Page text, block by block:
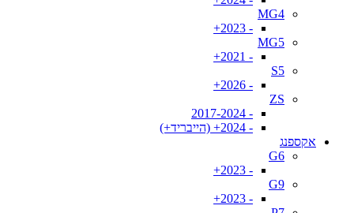
MG4
- 2023+
MG5
- 2021+
S5
- 2026+
ZS
- 2017-2024
- 2024+ (הייבריד+)
אקספנג
G6
- 2023+
G9
- 2023+